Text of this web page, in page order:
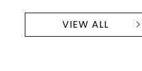
VIEW ALL